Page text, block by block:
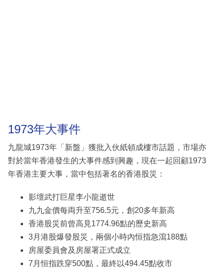
1973年大事件
九龍城1973年「新盤」獲批入伙紙頓成樓市話題，市場亦
對於當年香港發生的大事件感到興趣，現在一起回顧1973
年香港主要大事，當中包括著名的香港股災：
影壇武打巨星李小龍逝世
九九金價每両升至756.5元，創20多年新高
香港股災前曾高見1774.96點的歷史新高
3月港股爆發股災，兩個小時內恒指急瀉188點
房屋委員會及房屋署正式成立
7月恒指跌穿500點，最終以494.45點收市